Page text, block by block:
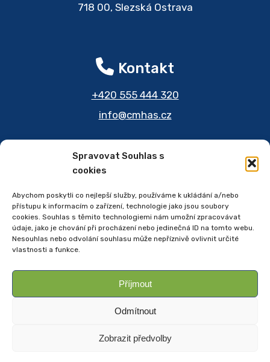
Spravovat Souhlas s
cookies
Abychom poskytli co nejlepší služby, používáme k ukládání a/nebo
přístupu k informacím o zařízení, technologie jako jsou soubory
cookies. Souhlas s těmito technologiemi nám umožní zpracovávat
údaje, jako je chování při procházení nebo jedinečná ID na tomto webu.
Nesouhlas nebo odvolání souhlasu může nepříznivě ovlivnit určité
vlastnosti a funkce.
Příjmout
Odmítnout
Zobrazit předvolby
718 00, Slezská Ostrava
Kontakt
+420 555 444 320
info@cmhas.cz
Jsme na sítích
národní banky.
Celé znění právních informací pro klienty a
podmínky řešení stížností naleznete naPrávní
informace